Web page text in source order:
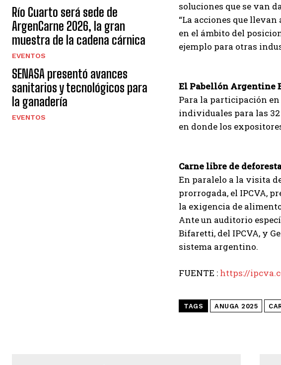
Leí y acepto
Río Cuarto será sede de
ArgenCarne 2026, la gran
muestra de la cadena cárnica
EVENTOS
SENASA presentó avances
sanitarios y tecnológicos para
la ganadería
EVENTOS
soluciones que se van
“La acciones que
en el ámbito del
ejemplo para otras
El Pabellón Argentine
Para la participación en
individuales para las 32
en donde los
Carne libre de
En paralelo a la visita
prorrogada, el IPCVA,
la exigencia de
Ante un auditorio
Bifaretti, del IPCVA, y
sistema argentino.
FUENTE : https://
TAGS ANUGA 2025